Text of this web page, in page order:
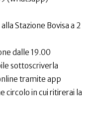
Stazione Bovisa a 2
dalle 19.00
sottoscriverla
tramite app
circolo in cui ritirerai la